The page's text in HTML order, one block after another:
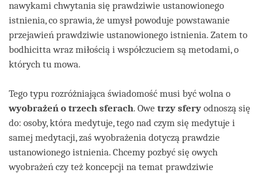
nawykami chwytania się prawdziwie ustanowionego
istnienia, co sprawia, że umysł powoduje powstawanie
przejawień prawdziwie ustanowionego istnienia. Zatem to
bodhicitta wraz miłością i współczuciem są metodami, o
których tu mowa.
Tego typu rozróżniająca świadomość musi być wolna o
wyobrażeń o trzech sferach. Owe trzy sfery odnoszą się
do: osoby, która medytuje, tego nad czym się medytuje i
samej medytacji, zaś wyobrażenia dotyczą prawdzie
ustanowionego istnienia. Chcemy pozbyć się owych
wyobrażeń czy też koncepcji na temat prawdziwie